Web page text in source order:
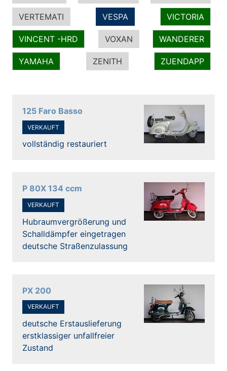
VERTEMATI VESPA VICTORIA
VINCENT -HRD VOXAN WANDERER
YAMAHA ZENITH ZUENDAPP
125 Faro Basso
VERKAUFT
vollständig restauriert
P 80X 134 ccm
VERKAUFT
Hubraumvergrößerung und
Schalldämpfer eingetragen
deutsche Straßenzulassung
PX 200
VERKAUFT
deutsche Erstauslieferung
erstklassiger unfallfreier
Zustand